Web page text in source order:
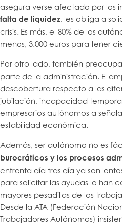
asegura verse afectado por los
falta de liquidez, les obliga a
crisis. Es más, el 80% de los
menos, 3.000 euros para tener
Por otro lado, también
parte de la administración. El
descobertura respecto a las
jubilación, incapacidad
empresarios autónomos a
estabilidad económica.
Además, ser autónomo no es
burocráticos y los procesos
enfrenta día tras día ya son
para solicitar las ayudas lo han
mayores pesadillas de los
Desde la ATA (Federación
Trabajadores Autónomos)